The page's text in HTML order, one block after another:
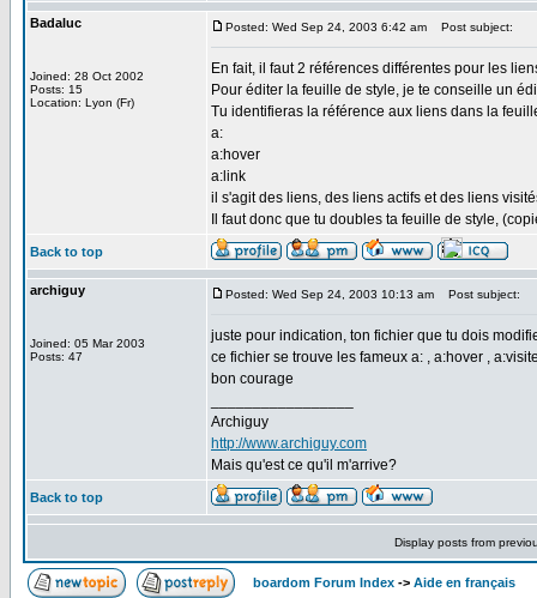
Badaluc
Joined: 28 Oct 2002
Posts: 15
Location: Lyon (Fr)
Posted: Wed Sep 24, 2003 6:42 am Post subject:
En fait, il faut 2 références différentes pour les
Pour éditer la feuille de style, je te conseille un
Tu identifieras la référence aux liens dans la
a:
a:hover
a:link
il s'agit des liens, des liens actifs et des liens
Il faut donc que tu doubles ta feuille de style,
Back to top
archiguy
Joined: 05 Mar 2003
Posts: 47
Posted: Wed Sep 24, 2003 10:13 am Post subject:
juste pour indication, ton fichier que tu dois
ce fichier se trouve les fameux a: , a:hover ,
bon courage
Archiguy
http://www.archiguy.com
Mais qu'est ce qu'il m'arrive?
Back to top
Display posts from
boardom Forum Index -> Aide en français